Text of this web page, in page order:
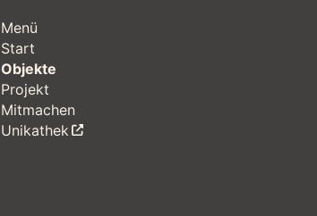
Menü
Start
Objekte
Projekt
Mitmachen
Unikathek